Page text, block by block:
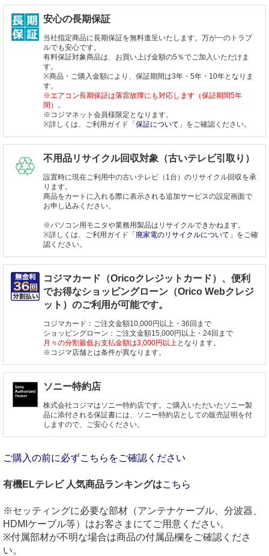
安心の長期保証
当社指定商品に長期保証を無料進呈いたします。万が一のトラブ
ルでも安心です。
有料保証対象商品は、お買い上げ金額の5％でご加入いただけま
す。
※商品・ご購入金額により、保証期間は3年・5年・10年となりま
す。
※エアコン長期保証は落雷故障にも対応します（保証期間5年
間）。
※コジマネット会員様限定となります。
※詳しくは、ご利用ガイド「保証について 」をご確認ください。
不用品リサイクル回収対象（古いテレビ引取り）
設置時に現在ご利用中の古いテレビ（1台）のリサイクル回収を承
ります。
商品をカートに入れる際に表示される追加サービスの設定画面で
お申し込みください。
※パソコン用モニタや業務用製品はリサイクルできかねます。
※詳しくは、ご利用ガイド「廃家電のリサイクルについて 」をご確
認ください。
コジマカード（Oricoクレジットカード）、便利
でお得なショッピングローン（Orico Webクレジ
ット）のご利用が可能です。
コジマカード：ご注文金額10,000円以上・36回まで
ショッピングローン：ご注文金額15,000円以上・24回まで
月々の分割最低お支払金額は3,000円以上 となります。
※コジマ店舗とは条件が異なります。
ソニー特約店
株式会社コジマはソニー特約店です。ご購入いただいたソニー製
品に添付される保証書には、ソニー特約店としての販売証明を付
しますので、ご安心ください。
ご購入の前に必ずこちらをご確認ください
有機ELテレビ 人気商品ランキングはこちら
※セッティングに必要な部材（アンテナケーブル、分波器、
HDMIケーブル等）はお客さまにてご用意ください。
※付属部材が不明な場合は商品の付属品欄をご確認くださ
い。